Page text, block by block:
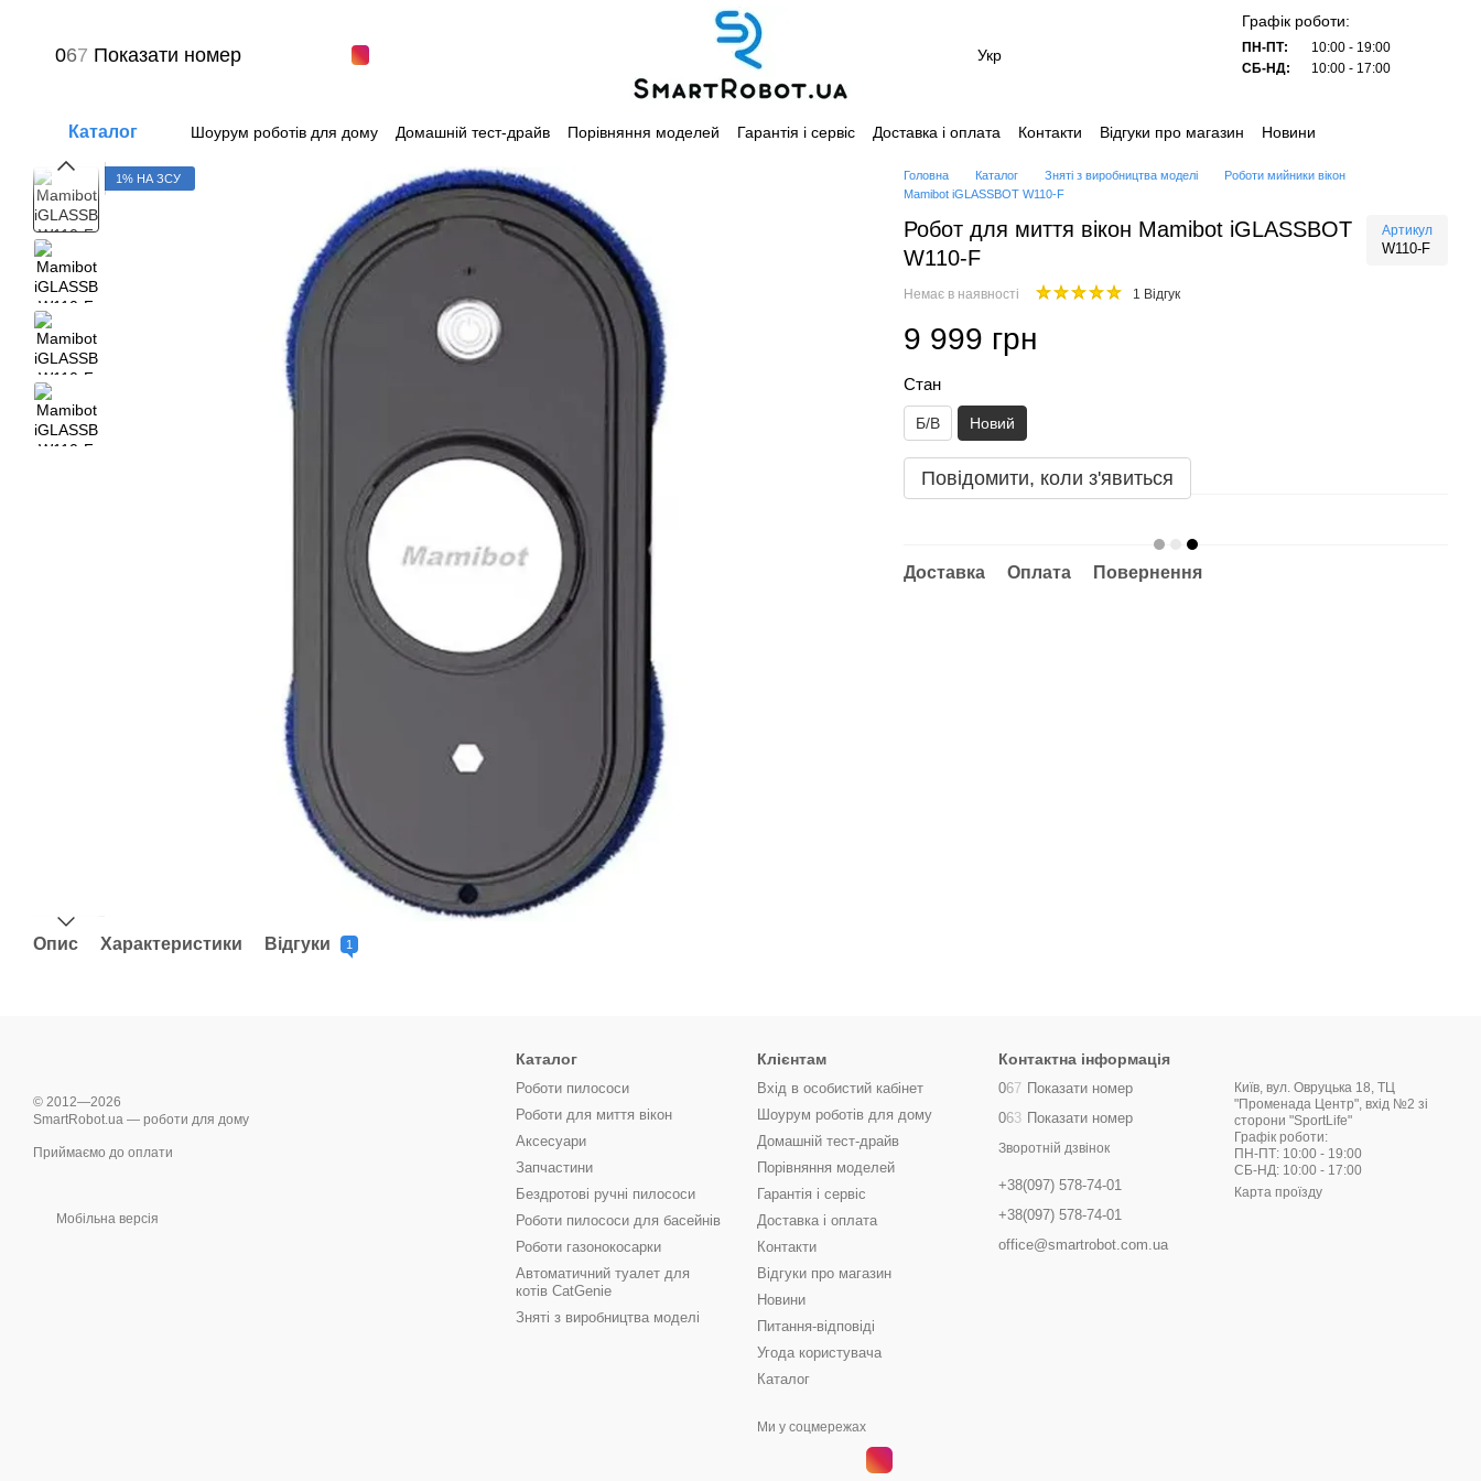
067 Показати номер Укр
Графік роботи:
ПН-ПТ:
10:00 - 19:00
СБ-НД:
10:00 - 17:00
Каталог Шоурум роботів для дому Домашній тест-драйв Порівняння моделей Гарантія і сервіс Доставка і оплата Контакти Відгуки про магазин
Новини
1% НА ЗСУ
Опис Характеристики Відгуки 1
Головна Каталог Зняті з виробництва моделі
Роботи мийники вікон
Mamibot iGLASSBOT W110-F
Робот для миття вікон Mamibot iGLASSBOT
W110-F
Артикул
W110-F
Немає в наявності 1 Відгук
9 999 грн
Стан
Б/В Новий
Повідомити, коли з'явиться
Доставка Оплата Повернення
© 2012—2026
SmartRobot.ua — роботи для дому
Приймаємо до оплати
Мобільна версія
Каталог
Роботи пилососи
Роботи для миття вікон
Аксесуари
Запчастини
Бездротові ручні пилососи
Роботи пилососи для басейнів
Роботи газонокосарки
Автоматичний туалет для
котів CatGenie
Зняті з виробництва моделі
Клієнтам
Вхід в особистий кабінет
Шоурум роботів для дому
Домашній тест-драйв
Порівняння моделей
Гарантія і сервіс
Доставка і оплата
Контакти
Відгуки про магазин
Новини
Питання-відповіді
Угода користувача
Каталог
Ми у соцмережах
Контактна інформація
067 Показати номер
063 Показати номер
Зворотній дзвінок
+38(097) 578-74-01
+38(097) 578-74-01
office@smartrobot.com.ua
Київ, вул. Овруцька 18, ТЦ
"Променада Центр", вхід №2 зі
сторони "SportLife"
Графік роботи:
ПН-ПТ: 10:00 - 19:00
СБ-НД: 10:00 - 17:00
Карта проїзду